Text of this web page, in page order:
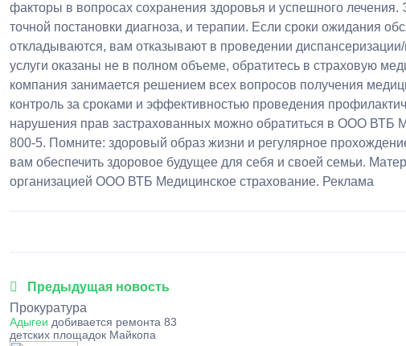
факторы в вопросах сохранения здоровья и успешного лечения.
точной постановки диагноза, и терапии. Если сроки ожидания
откладываются, вам отказывают в проведении
услуги оказаны не в полном объеме, обратитесь в страховую
компания занимается решением всех вопросов получения
контроль за сроками и эффективностью проведения
нарушения прав застрахованных можно обратиться в ООО ВТБ
800-5. Помните: здоровый образ жизни и регулярное
вам обеспечить здоровое будущее для себя и своей семьи.
организацией ООО ВТБ Медицинское страхование. Реклама
Предыдущая новость
Прокуратура
Адыгеи добивается ремонта 83
детских площадок Майкопа